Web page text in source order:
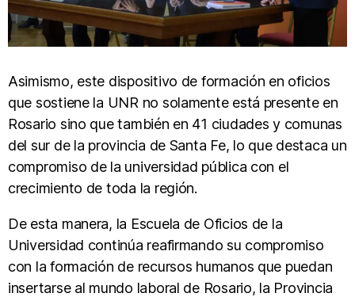
Asimismo, este dispositivo de formación en oficios
que sostiene la UNR no solamente está presente en
Rosario sino que también en 41 ciudades y comunas
del sur de la provincia de Santa Fe, lo que destaca un
compromiso de la universidad pública con el
crecimiento de toda la región.
De esta manera, la Escuela de Oficios de la
Universidad continúa reafirmando su compromiso
con la formación de recursos humanos que puedan
insertarse al mundo laboral de Rosario, la Provincia